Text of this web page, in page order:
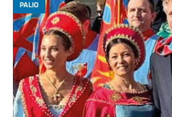
PALIO